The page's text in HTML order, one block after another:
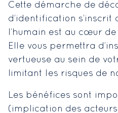
Cette démarche de
d’identification s’inscrit
l’humain est au cœur
Elle vous permettra
vertueuse au sein de
limitant les risques de
Les bénéfices sont
(implication des